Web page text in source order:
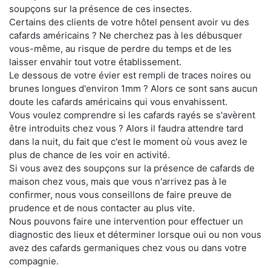
soupçons sur la présence de ces insectes.
Certains des clients de votre hôtel pensent avoir vu des
cafards américains ? Ne cherchez pas à les débusquer
vous-même, au risque de perdre du temps et de les
laisser envahir tout votre établissement.
Le dessous de votre évier est rempli de traces noires ou
brunes longues d'environ 1mm ? Alors ce sont sans aucun
doute les cafards américains qui vous envahissent.
Vous voulez comprendre si les cafards rayés se s'avèrent
être introduits chez vous ? Alors il faudra attendre tard
dans la nuit, du fait que c'est le moment où vous avez le
plus de chance de les voir en activité.
Si vous avez des soupçons sur la présence de cafards de
maison chez vous, mais que vous n'arrivez pas à le
confirmer, nous vous conseillons de faire preuve de
prudence et de nous contacter au plus vite.
Nous pouvons faire une intervention pour effectuer un
diagnostic des lieux et déterminer lorsque oui ou non vous
avez des cafards germaniques chez vous ou dans votre
compagnie.